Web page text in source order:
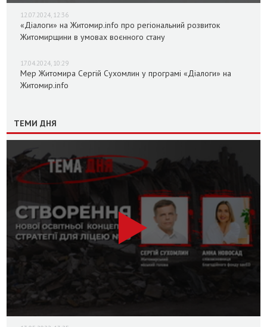
12.07.2024, 12:36
«Діалоги» на Житомир.info про регіональний розвиток
Житомирщини в умовах воєнного стану
17.04.2024, 10:29
Мер Житомира Сергій Сухомлин у програмі «Діалоги» на
Житомир.info
ТЕМИ ДНЯ